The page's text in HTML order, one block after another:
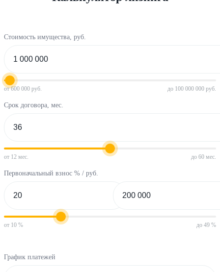
Стоимость имущества, руб.
от 600 000 руб. до 100 000 000 руб.
Срок договора, мес.
от 12 мес. до 60 мес.
Первоначальный взнос % / руб.
от 10 % до 49 %
График платежей